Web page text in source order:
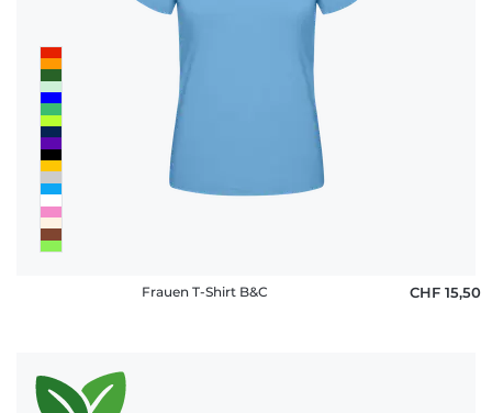
Frauen T-Shirt B&C CHF 15,50